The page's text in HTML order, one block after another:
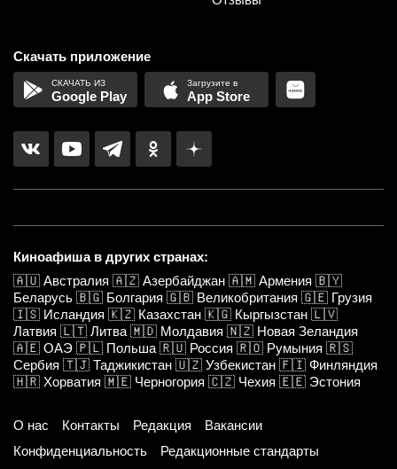
Скачать приложение
Google Play App Store
Киноафиша в других странах:
🇦🇺 Австралия 🇦🇿 Азербайджан 🇦🇲 Армения 🇧🇾
Беларусь 🇧🇬 Болгария 🇬🇧 Великобритания 🇬🇪 Грузия
🇮🇸 Исландия 🇰🇿 Казахстан 🇰🇬 Кыргызстан 🇱🇻
Латвия 🇱🇹 Литва 🇲🇩 Молдавия 🇳🇿 Новая Зеландия
🇦🇪 ОАЭ 🇵🇱 Польша 🇷🇺 Россия 🇷🇴 Румыния 🇷🇸
Сербия 🇹🇯 Таджикистан 🇺🇿 Узбекистан 🇫🇮 Финляндия
🇭🇷 Хорватия 🇲🇪 Черногория 🇨🇿 Чехия 🇪🇪 Эстония
О нас Контакты Редакция
Вакансии
Конфиденциальность
Редакционные стандарты